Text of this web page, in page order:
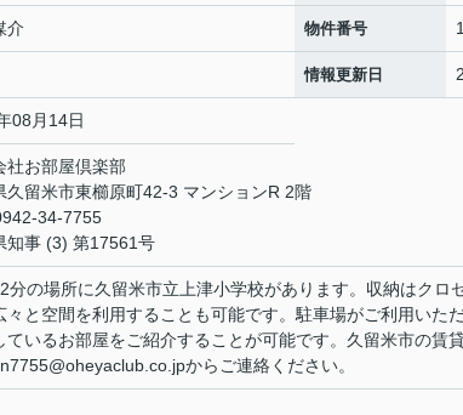
介 物件番号
情報更新日
08月14日
社お部屋倶楽部
久留米市東櫛原町42-3 マンションR 2階
34-7755
知事 (3) 第17561号
分の場所に久留米市立上津小学校があります。収納はクロ
々と空間を利用することも可能です。駐車場がご利用いた
ているお部屋をご紹介することが可能です。久留米市の賃
からご連絡ください。